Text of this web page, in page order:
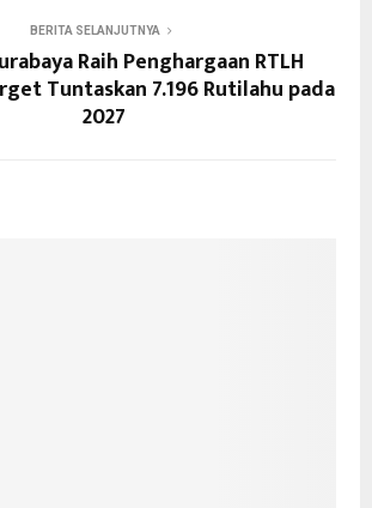
BERITA SELANJUTNYA
Raih Penghargaan RTLH
Tuntaskan 7.196 Rutilahu pada
2027